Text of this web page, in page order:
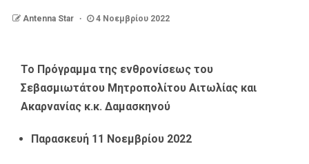
Antenna Star 4 Νοεμβρίου 2022
Το Πρόγραμμα της ενθρονίσεως του
Σεβασμιωτάτου Μητροπολίτου Αιτωλίας και
Ακαρνανίας κ.κ. Δαμασκηνού
Παρασκευή 11 Νοεμβρίου 2022